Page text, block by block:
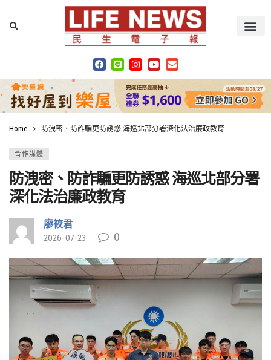
Home 防洩密、防詐騙更防誘惑 海巡北部分署深化法治廉政教育
合作媒體
防洩密、防詐騙更防誘惑 海巡北部分署
深化法治廉政教育
廖筱君
2026-07-23 0